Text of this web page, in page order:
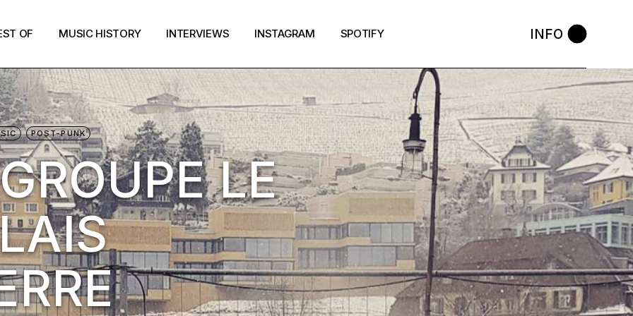
OF MUSIC HISTORY INTERVIEWS INSTAGRAM SPOTIFY INFO
POST-PUNK
LE